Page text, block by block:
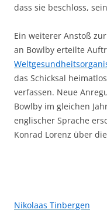
dass sie beschloss,
Ein weiterer Anstoß
an Bowlby erteilte
das Schicksal
verfassen. Neue
Bowlby im gleichen
englischer Sprache
Konrad Lorenz über die
Nikolaas Tinbergen